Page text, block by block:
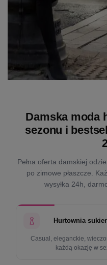
Damska moda
sezonu i
Pełna oferta damskiej
po zimowe płaszcze.
wysyłka 24h,
Hurtownia
Casual, eleganckie,
każdą okazję w